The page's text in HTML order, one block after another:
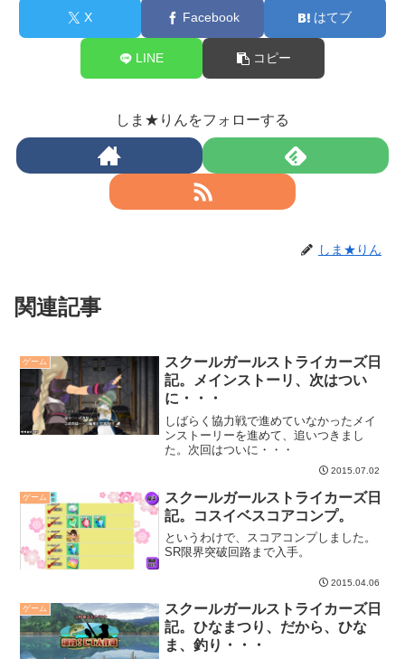
X Facebook はてブ
LINE コピー
しま★りんをフォローする
しま★りん
関連記事
ゲーム
スクールガールストライカーズ日
記。メインストーリ、次はつい
に・・・
しばらく協力戦で進めていなかったメイ
ンストーリーを進めて、追いつきまし
た。次回はついに・・・
2015.07.02
ゲーム
スクールガールストライカーズ日
記。コスイベスコアコンプ。
というわけで、スコアコンプしました。
SR限界突破回路まで入手。
2015.04.06
ゲーム
スクールガールストライカーズ日
記。ひなまつり、だから、ひな
ま、釣り・・・